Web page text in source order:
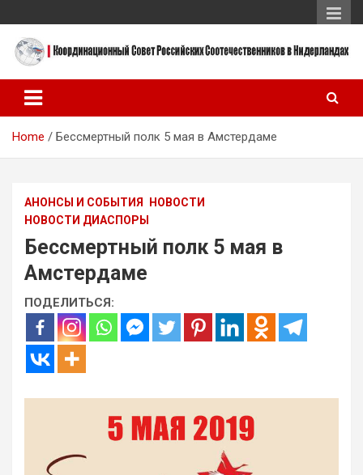
to
content
Координационный Совет
Российских
Соотечественников в
Нидерландах
Home Бессмертный полк 5 мая в Амстердаме
АНОНСЫ И СОБЫТИЯ
НОВОСТИ
НОВОСТИ ДИАСПОРЫ
Бессмертный полк 5 мая в
Амстердаме
ПОДЕЛИТЬСЯ: